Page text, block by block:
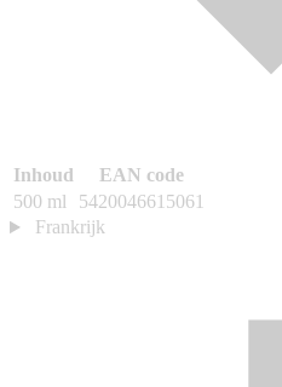
Inhoud
EAN code
500 ml
5420046615061
Frankrijk